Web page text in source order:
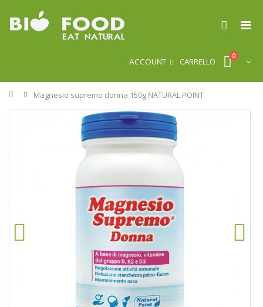
ACCOUNT CARRELLO
0
Home
Magnesio supremo donna 150g NATURAL POINT